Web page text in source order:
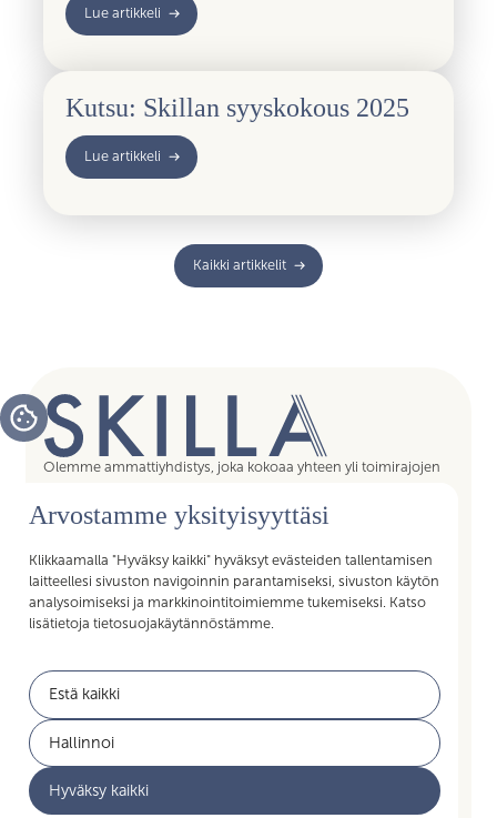
Lue artikkeli
Kutsu: Skillan syyskokous 2025
Lue artikkeli
Kaikki artikkelit
Arvostamme yksityisyyttäsi
Klikkaamalla "Hyväksy kaikki" hyväksyt evästeiden tallentamisen
laitteellesi sivuston navigoinnin parantamiseksi, sivuston käytön
analysoimiseksi ja markkinointitoimiemme tukemiseksi. Katso
lisätietoja tietosuojakäytännöstämme.
Estä kaikki
Hallinnoi
Hyväksy kaikki
Olemme ammattiyhdistys, joka kokoaa yhteen yli toimirajojen
esihenkilöt ja päälliköt – kaikki sujuvan arjen mahdollistajat.
Liittymällä Skillan jäseneksi saat Akavan Erityisalojen liiton
Pikalinkit
Jäsenyys
Työelämän palvelut
Ajankohtaista